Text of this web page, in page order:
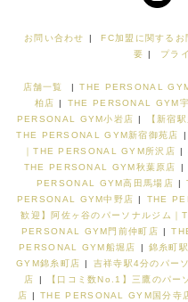
お問い合わせ | FC加盟に関するお
要 | プラ
店舗一覧 THE PERSONAL
柏店
THE PERSONAL GYM宇
PERSONAL GYM小岩店
【新宿
THE PERSONAL GYM新宿御苑店
｜THE PERSONAL GYM所沢店
THE PERSONAL GYM秋葉原店
PERSONAL GYM高田馬場店
PERSONAL GYM中野店
THE
歓迎】阿佐ヶ谷のパーソナルジム
PERSONAL GYM門前仲町店
PERSONAL GYM船堀店
錦糸町
GYM錦糸町店
吉祥寺駅4分のパー
店
【口コミ数No.1】三鷹のパ
店
THE PERSONAL GYM国分寺